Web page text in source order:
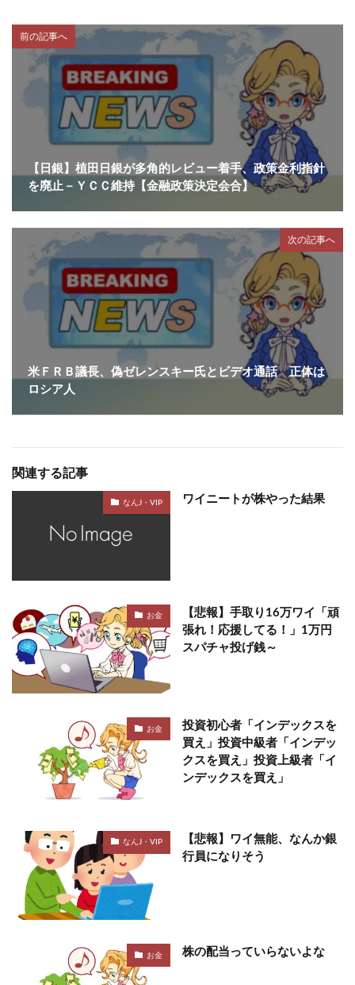
前の記事へ
【日銀】植田日銀が多角的レビュー着手、政策金利指針
を廃止－ＹＣＣ維持【金融政策決定会合】
次の記事へ
米ＦＲＢ議長、偽ゼレンスキー氏とビデオ通話 正体は
ロシア人
関連する記事
なんJ・VIP ワイニートが株やった結果
お金
【悲報】手取り16万ワイ「頑
張れ！応援してる！」1万円
スパチャ投げ銭～
お金
投資初心者「インデックスを
買え」投資中級者「インデッ
クスを買え」投資上級者「イ
ンデックスを買え」
なんJ・VIP
【悲報】ワイ無能、なんか銀
行員になりそう
お金 株の配当っていらないよな